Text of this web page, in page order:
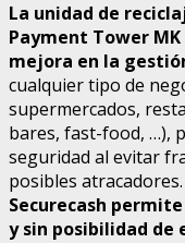
La unidad de
Payment Tower
mejora en la
cualquier tipo de
supermercados,
bares, fast-food, …),
seguridad al evitar
posibles atracadores.
Securecash
y sin posibilidad de